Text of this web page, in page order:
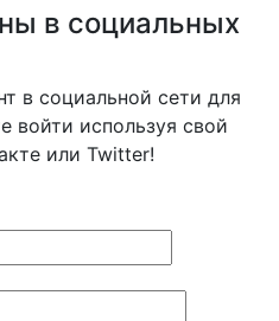
в социальных
в социальной сети для
войти используя свой
или Twitter!